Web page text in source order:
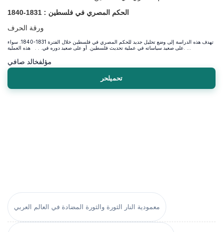
معمودية النار الثورة والثورة المضادة في العالم العربي
الحكم المصري في فلسطين : 1831-1840
ورقة الحرف
تهدف هذه الدراسة إلى وضع تحليل جديد للحكم المصري في فلسطين خلال الفترة 1831-1840. سواء
مؤلفخالد صافي
تحميلحر